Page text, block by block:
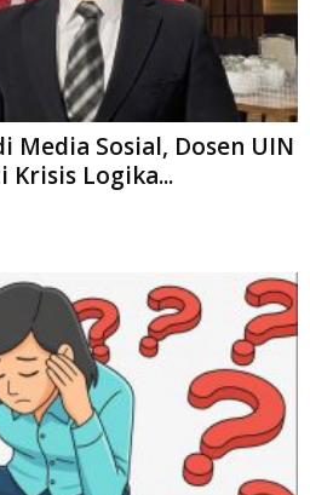
Media Sosial, Dosen UIN
Logika...